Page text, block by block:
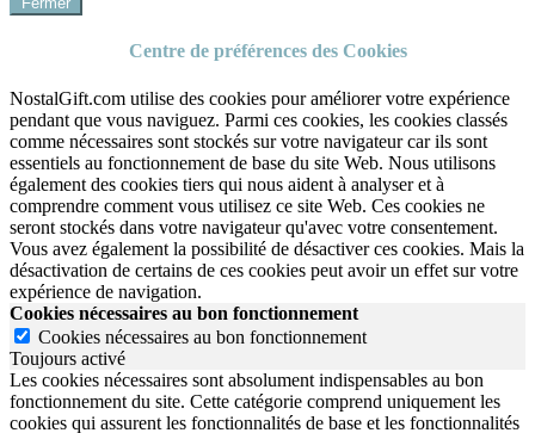
Centre de préférences des Cookies
NostalGift.com utilise des cookies pour améliorer votre expérience
pendant que vous naviguez. Parmi ces cookies, les cookies classés
comme nécessaires sont stockés sur votre navigateur car ils sont
essentiels au fonctionnement de base du site Web. Nous utilisons
également des cookies tiers qui nous aident à analyser et à
comprendre comment vous utilisez ce site Web. Ces cookies ne
seront stockés dans votre navigateur qu'avec votre consentement.
Vous avez également la possibilité de désactiver ces cookies. Mais la
désactivation de certains de ces cookies peut avoir un effet sur votre
expérience de navigation.
Cookies nécessaires au bon fonctionnement
Cookies nécessaires au bon fonctionnement
Toujours activé
Les cookies nécessaires sont absolument indispensables au bon
fonctionnement du site. Cette catégorie comprend uniquement les
cookies qui assurent les fonctionnalités de base et les fonctionnalités